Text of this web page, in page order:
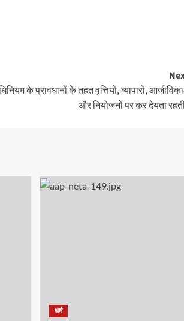
के प्रावधानों के तहत वृत्तियों, व्यापारों,
और नियोजनों पर कर देयता
धर्म